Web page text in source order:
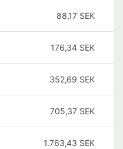
88,17 SEK
176,34 SEK
352,69 SEK
705,37 SEK
1.763,43 SEK